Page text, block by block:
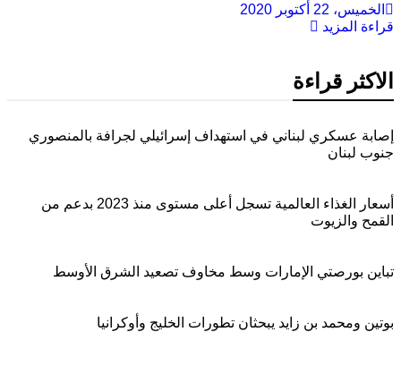
الخميس، 22 أكتوبر 2020
قراءة المزيد
الاكثر قراءة
إصابة عسكري لبناني في استهداف إسرائيلي لجرافة بالمنصوري
جنوب لبنان
أسعار الغذاء العالمية تسجل أعلى مستوى منذ 2023 بدعم من
القمح والزيوت
تباين بورصتي الإمارات وسط مخاوف تصعيد الشرق الأوسط
بوتين ومحمد بن زايد يبحثان تطورات الخليج وأوكرانيا